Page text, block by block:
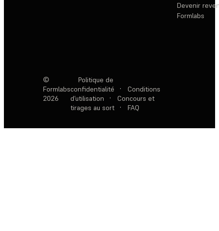
Devenir
Formlabs
©
Formlabs
2026
Politique de
confidentialité
·
Conditions
d’utilisation
·
Concours et
tirages au sort
· FAQ